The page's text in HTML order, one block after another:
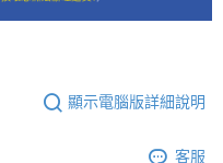
顯示電腦版詳細說明
客服